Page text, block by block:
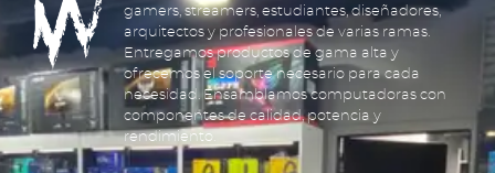
gamers, streamers, estudiantes, diseñadores,
arquitectos y profesionales de varias ramas.
Entregamos productos de gama alta y
ofrecemos el soporte necesario para cada
necesidad. Ensamblamos computadoras con
componentes de calidad, potencia y
rendimiento.